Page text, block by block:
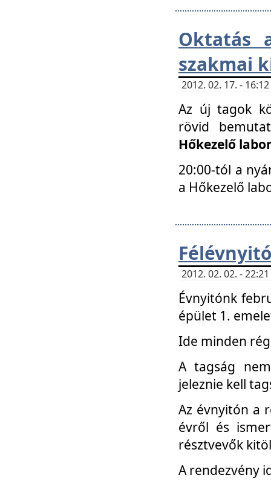
Oktatás
szakmai
2012. 02. 17. -
Az új tagok
rövid
Hőkezelő
20:00-tól a
a Hőkezelő
2012. 02. 02. -
Évnyitónk
épület 1.
Ide minden
A tagság
jeleznie kell
Az évnyitón a
évről és
résztvevők
A rendezvény